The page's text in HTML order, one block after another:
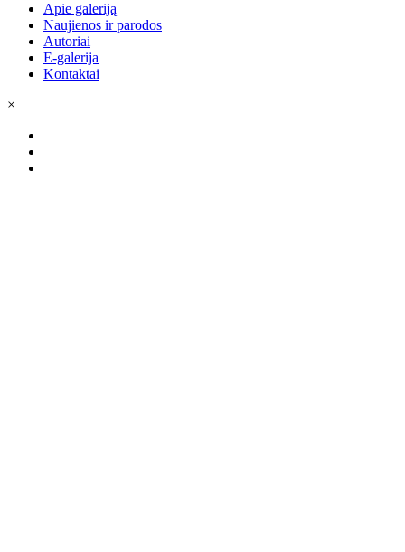
Apie galeriją
Naujienos ir parodos
Autoriai
E-galerija
Kontaktai
×